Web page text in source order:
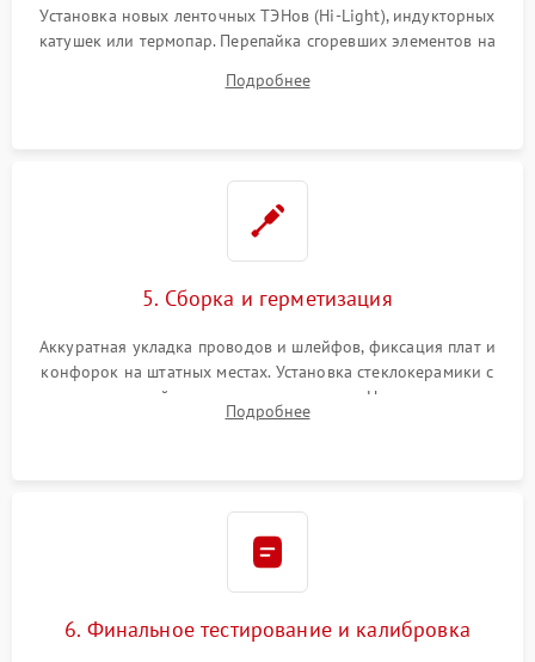
Установка новых ленточных ТЭНов (Hi-Light), индукторных
катушек или термопар. Перепайка сгоревших элементов на
дорожек. Очистка контактов и замена поврежденной
Подробнее
5. Сборка и герметизация
Аккуратная укладка проводов и шлейфов, фиксация плат и
конфорок на штатных местах. Установка стеклокерамики с
проверкой равномерности зазоров. Нанесение
термостойкого герметика или укладка уплотнительной
Подробнее
6. Финальное тестирование и калибровка